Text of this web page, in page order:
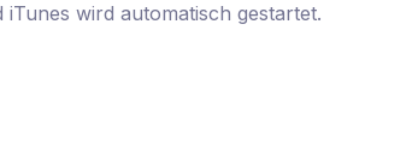
wird automatisch gestartet.